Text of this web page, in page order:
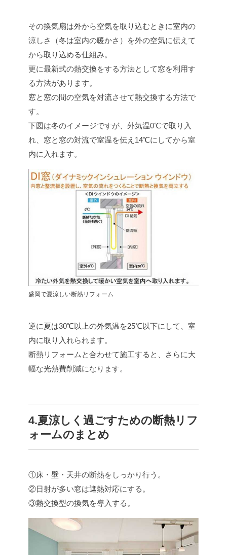
その換気扇は外から空気を取り込むときに室内の
涼しさ（冬は室内の暖かさ）を外の空気に伝えて
から取り込める仕組み。
更に最新式の熱交換をする方法として窓を利用す
る方法があります。
窓と窓の間の空気を対流させて熱交換する方法で
す。
下図は冬のイメージですが、外気温0℃で取り入
れ、窓と窓の対流で室温を伝え14℃にしてから室
内に入れます。
盛岡で夏涼しい断熱リフォーム
逆に夏は30℃以上の外気温を25℃以下にして、室
内に取り入れられます。
断熱リフォームと合わせて施工すると、さらに大
幅な光熱費削減になります。
4.夏涼しく過ごすための断熱リフ
ォームのまとめ
①床・壁・天井の断熱をしっかり行う。
②日射が多い窓は遮熱対応にする。
③熱交換型の換気を導入する。